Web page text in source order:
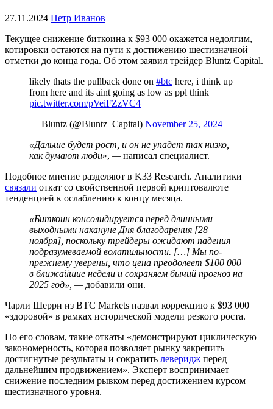
27.11.2024 Петр Иванов
Текущее снижение биткоина к $93 000 окажется недолгим,
котировки остаются на пути к достижению шестизначной
отметки до конца года. Об этом заявил трейдер Bluntz Capital.
likely thats the pullback done on #btc here, i think up
from here and its aint going as low as ppl think
pic.twitter.com/pVeiFZzVC4
— Bluntz (@Bluntz_Capital) November 25, 2024
«Дальше будет рост, и он не упадет так низко,
как думают люди», —написал специалист.
Подобное мнение разделяют в K33 Research. Аналитики
связали откат со свойственной первой криптовалюте
тенденцией к ослаблению к концу месяца.
«Биткоин консолидируется перед длинными
выходными накануне Дня благодарения [28
ноября], поскольку трейдеры ожидают падения
подразумеваемой волатильности. […] Мы по-
прежнему уверены, что цена преодолеет $100 000
в ближайшие недели и сохраняем бычий прогноз на
2025 год», —добавили они.
Чарли Шерри из BTC Markets назвал коррекцию к $93 000
«здоровой» в рамках исторической модели резкого роста.
По его словам, такие откаты «демонстрируют циклическую
закономерность, которая позволяет рынку закрепить
достигнутые результаты и сократить леверидж перед
дальнейшим продвижением». Эксперт воспринимает
снижение последним рывком перед достижением курсом
шестизначного уровня.